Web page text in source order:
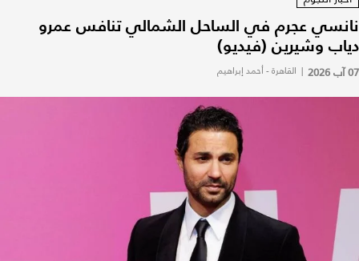
نانسي عجرم في الساحل الشمالي تنافس عمرو
دياب وشيرين (فيديو)
07 آب 2026 | القاهرة - أحمد إبراهيم